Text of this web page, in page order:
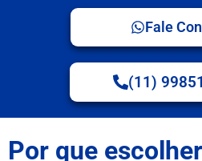
Fale
(11)
Por que escolher